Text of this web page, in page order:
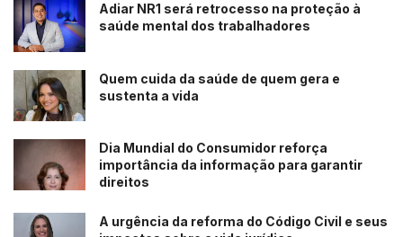
Adiar NR1 será retrocesso na proteção à
saúde mental dos trabalhadores
Quem cuida da saúde de quem gera e
sustenta a vida
Dia Mundial do Consumidor reforça
importância da informação para garantir
direitos
A urgência da reforma do Código Civil e seus